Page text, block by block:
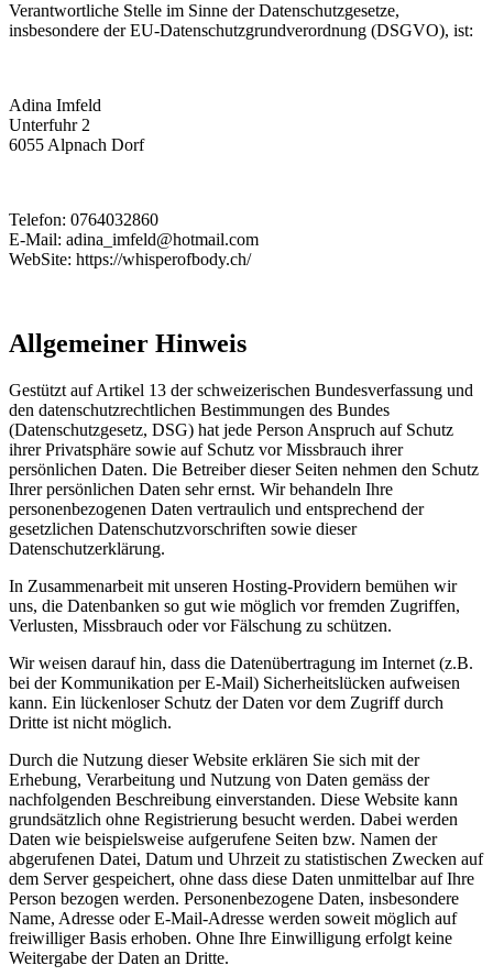
Verantwortliche Stelle im Sinne der Datenschutzgesetze,
insbesondere der EU-Datenschutzgrundverordnung (DSGVO), ist:
Adina Imfeld
Unterfuhr 2
6055 Alpnach Dorf
Telefon: 0764032860
E-Mail: adina_imfeld@hotmail.com
WebSite: https://whisperofbody.ch/
Allgemeiner Hinweis
Gestützt auf Artikel 13 der schweizerischen Bundesverfassung und
den datenschutzrechtlichen Bestimmungen des Bundes
(Datenschutzgesetz, DSG) hat jede Person Anspruch auf Schutz
ihrer Privatsphäre sowie auf Schutz vor Missbrauch ihrer
persönlichen Daten. Die Betreiber dieser Seiten nehmen den Schutz
Ihrer persönlichen Daten sehr ernst. Wir behandeln Ihre
personenbezogenen Daten vertraulich und entsprechend der
gesetzlichen Datenschutzvorschriften sowie dieser
Datenschutzerklärung.
In Zusammenarbeit mit unseren Hosting-Providern bemühen wir
uns, die Datenbanken so gut wie möglich vor fremden Zugriffen,
Verlusten, Missbrauch oder vor Fälschung zu schützen.
Wir weisen darauf hin, dass die Datenübertragung im Internet (z.B.
bei der Kommunikation per E-Mail) Sicherheitslücken aufweisen
kann. Ein lückenloser Schutz der Daten vor dem Zugriff durch
Dritte ist nicht möglich.
Durch die Nutzung dieser Website erklären Sie sich mit der
Erhebung, Verarbeitung und Nutzung von Daten gemäss der
nachfolgenden Beschreibung einverstanden. Diese Website kann
grundsätzlich ohne Registrierung besucht werden. Dabei werden
Daten wie beispielsweise aufgerufene Seiten bzw. Namen der
abgerufenen Datei, Datum und Uhrzeit zu statistischen Zwecken auf
dem Server gespeichert, ohne dass diese Daten unmittelbar auf Ihre
Person bezogen werden. Personenbezogene Daten, insbesondere
Name, Adresse oder E-Mail-Adresse werden soweit möglich auf
freiwilliger Basis erhoben. Ohne Ihre Einwilligung erfolgt keine
Weitergabe der Daten an Dritte.